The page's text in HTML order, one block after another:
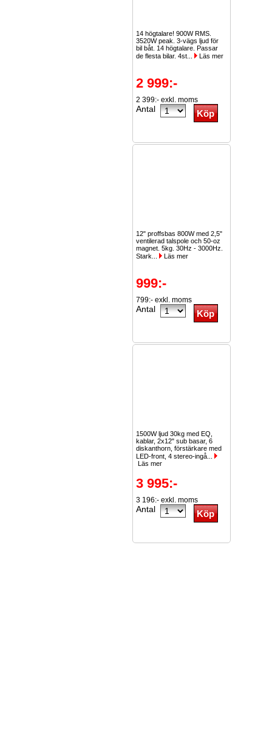
14 högtalare! 900W RMS.
3520W peak. 3-vägs ljud för
bil båt. 14 högtalare. Passar
de flesta bilar. 4st...
Läs mer
2 999:-
2 399:- exkl. moms
Antal
12" proffsbas 800W med 2,5"
ventilerad talspole och 50-oz
magnet. 5kg. 30Hz - 3000Hz.
Stark...
Läs mer
999:-
799:- exkl. moms
Antal
1500W ljud 30kg med EQ,
kablar, 2x12" sub basar, 6
diskanthorn, förstärkare med
LED-front, 4 stereo-ingå...
Läs mer
3 995:-
3 196:- exkl. moms
Antal